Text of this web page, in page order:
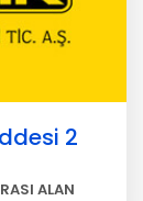
2
ALAN